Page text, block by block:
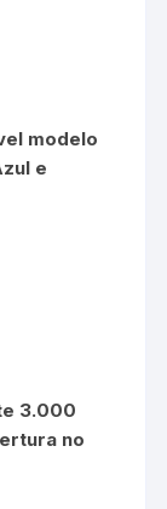
modelo
e
3.000
no